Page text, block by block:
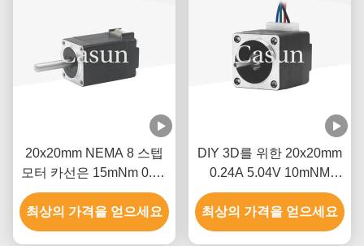
20x20mm NEMA 8 스텝
모터 카선은 15mNm 0.6A
두 단계를 자동차로 나릅
니다
최상의 가격을 얻으세요
DIY 3D를 위한 20x20mm
0.24A 5.04V 10mNM
Nema 8 하이브리드 스텝
모터는 은빛이 됩니다
최상의 가격을 얻으세요